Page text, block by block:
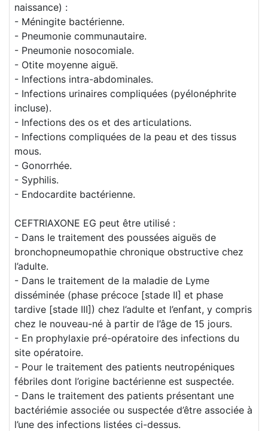
naissance) :
- Méningite bactérienne.
- Pneumonie communautaire.
- Pneumonie nosocomiale.
- Otite moyenne aiguë.
- Infections intra-abdominales.
- Infections urinaires compliquées (pyélonéphrite
incluse).
- Infections des os et des articulations.
- Infections compliquées de la peau et des tissus
mous.
- Gonorrhée.
- Syphilis.
- Endocardite bactérienne.
CEFTRIAXONE EG peut être utilisé :
- Dans le traitement des poussées aiguës de
bronchopneumopathie chronique obstructive chez
l’adulte.
- Dans le traitement de la maladie de Lyme
disséminée (phase précoce [stade II] et phase
tardive [stade III]) chez l’adulte et l’enfant, y compris
chez le nouveau-né à partir de l’âge de 15 jours.
- En prophylaxie pré-opératoire des infections du
site opératoire.
- Pour le traitement des patients neutropéniques
fébriles dont l’origine bactérienne est suspectée.
- Dans le traitement des patients présentant une
bactériémie associée ou suspectée d’être associée à
l’une des infections listées ci-dessus.